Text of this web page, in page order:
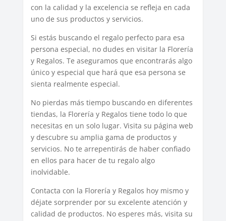
con la calidad y la excelencia se refleja en cada
uno de sus productos y servicios.
Si estás buscando el regalo perfecto para esa
persona especial, no dudes en visitar la Florería
y Regalos. Te aseguramos que encontrarás algo
único y especial que hará que esa persona se
sienta realmente especial.
No pierdas más tiempo buscando en diferentes
tiendas, la Florería y Regalos tiene todo lo que
necesitas en un solo lugar. Visita su página web
y descubre su amplia gama de productos y
servicios. No te arrepentirás de haber confiado
en ellos para hacer de tu regalo algo
inolvidable.
Contacta con la Florería y Regalos hoy mismo y
déjate sorprender por su excelente atención y
calidad de productos. No esperes más, visita su